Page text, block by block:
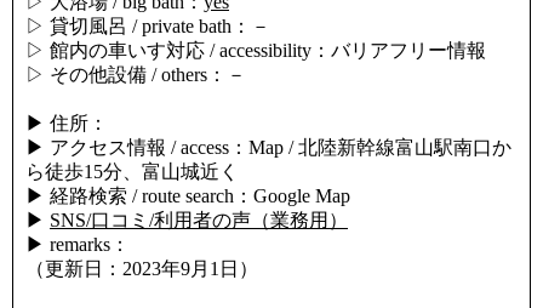
▷ 貸切風呂 / private bath：－
▷ 館内の車いす対応 / accessibility：バリアフリー情報
▷ その他設備 / others：－
▶ 住所：
▶ アクセス情報 / access： Map / 北陸新幹線富山駅南口か
ら徒歩15分、富山城近く
▶ 経路検索 / route search：Google Map
▶ SNS/口コミ/利用者の声（業務用）
▶ remarks：
（更新日：2023年9月1日）